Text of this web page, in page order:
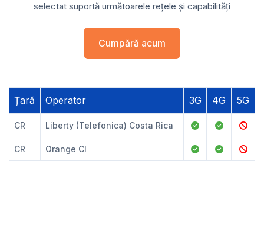
selectat suportă următoarele rețele și capabilități
Cumpără acum
Țară Operator 3G 4G 5G
CR Liberty (Telefonica) Costa Rica
CR Orange CI